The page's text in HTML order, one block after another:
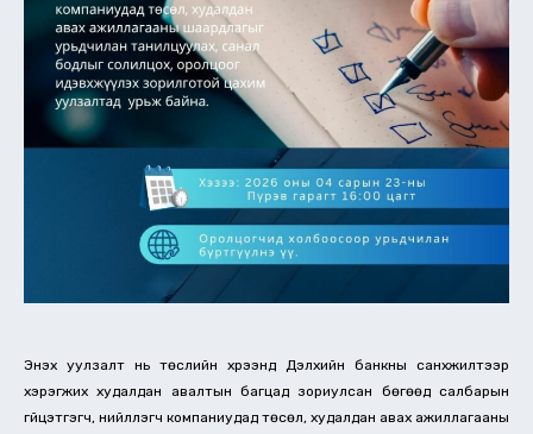
Энэхүү уулзалт нь төслийн хүрээнд Дэлхийн банкны санхүүжилтээр
хэрэгжих худалдан авалтын багцад зориулсан бөгөөд салбарын
гүйцэтгэгч, нийлүүлэгч компаниудад төсөл, худалдан авах ажиллагааны